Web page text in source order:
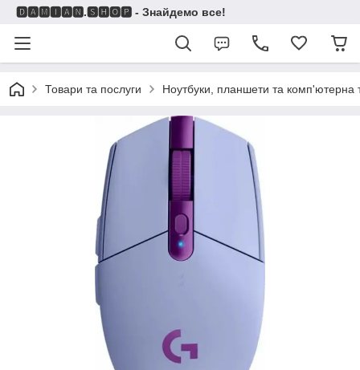
🅳🅰🅼🅸🅰🅽.🆂🅷🅾🅿 - Знайдемо все!
Товари та послуги Ноутбуки, планшети та комп'ютерна